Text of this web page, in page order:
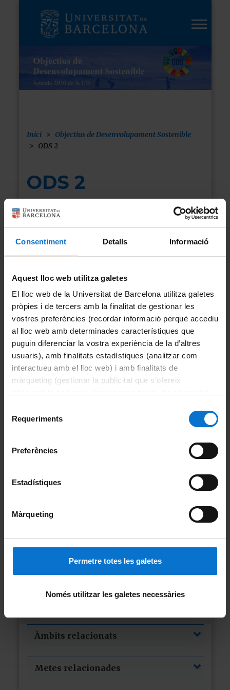
Consentiment Detalls Informació
Aquest lloc web utilitza galetes
El lloc web de la Universitat de Barcelona utilitza galetes
pròpies i de tercers amb la finalitat de gestionar les
vostres preferències (recordar informació perquè accediu
al lloc web amb determinades característiques que
puguin diferenciar la vostra experiència de la d’altres
usuaris), amb finalitats estadístiques (analitzar com
interactueu amb el lloc web) i amb finalitats de
màrqueting (gestionar la publicitat que s’ofereix
consultar laPolítica de galetes del lloc web de la
Requeriments
Preferències
Estadístiques
Màrqueting
Permetre totes les galetes
Només utilitzar les galetes necessàries
contingut
Fil
Inici
Objectius de Desenvolupament Sostenible
ODS 2
ODS 2
Posar fi a la fam,
assolir la seguretat
alimentària i la
i promoure
l’agricultura
sostenible
L’any 2015 va començar a
(mesurat per la prevalença de la
actuals indiquen que al voltant de
690 milions de persones
patien fam, és a dir, el 8,9 % de la
població mundial, i aquest
deu milions de persones en un any
Àmbits relacionats
Metes relacionades